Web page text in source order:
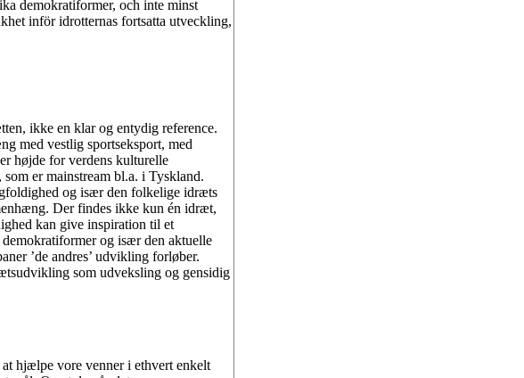
demokratiformer, och inte minst
inför idrotternas fortsatta utveckling,
ikke en klar og entydig reference.
med vestlig sportseksport, med
højde for verdens kulturelle
er mainstream bl.a. i Tyskland.
og især den folkelige idræts
Der findes ikke kun én idræt,
kan give inspiration til et
og især den aktuelle
’de andres’ udvikling forløber.
som udveksling og gensidig
hjælpe vore venner i ethvert enkelt